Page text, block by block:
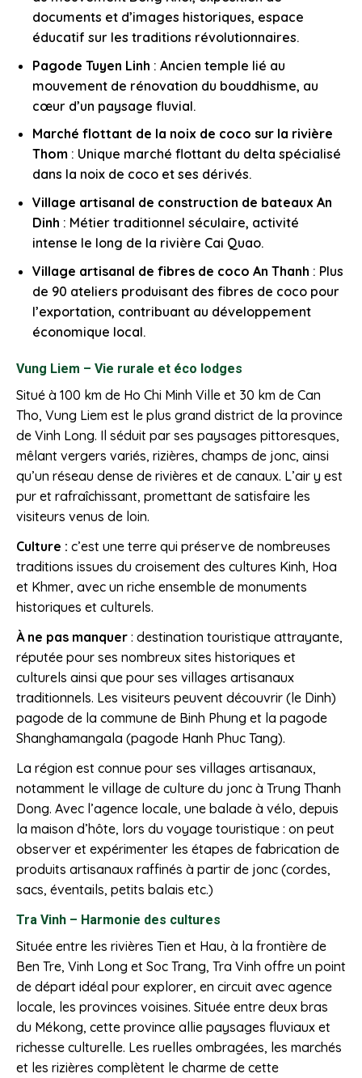
documents et d’images historiques, espace
éducatif sur les traditions révolutionnaires.
Pagode Tuyen Linh : Ancien temple lié au
mouvement de rénovation du bouddhisme, au
cœur d’un paysage fluvial.
Marché flottant de la noix de coco sur la rivière
Thom : Unique marché flottant du delta spécialisé
dans la noix de coco et ses dérivés.
Village artisanal de construction de bateaux An
Dinh : Métier traditionnel séculaire, activité
intense le long de la rivière Cai Quao.
Village artisanal de fibres de coco An Thanh : Plus
de 90 ateliers produisant des fibres de coco pour
l’exportation, contribuant au développement
économique local.
Vung Liem – Vie rurale et éco lodges
Situé à 100 km de Ho Chi Minh Ville et 30 km de Can
Tho, Vung Liem est le plus grand district de la province
de Vinh Long. Il séduit par ses paysages pittoresques,
mêlant vergers variés, rizières, champs de jonc, ainsi
qu’un réseau dense de rivières et de canaux. L’air y est
pur et rafraîchissant, promettant de satisfaire les
visiteurs venus de loin.
Culture : c’est une terre qui préserve de nombreuses
traditions issues du croisement des cultures Kinh, Hoa
et Khmer, avec un riche ensemble de monuments
historiques et culturels.
À ne pas manquer : destination touristique attrayante,
réputée pour ses nombreux sites historiques et
culturels ainsi que pour ses villages artisanaux
traditionnels. Les visiteurs peuvent découvrir (le Dinh)
pagode de la commune de Binh Phung et la pagode
Shanghamangala (pagode Hanh Phuc Tang).
La région est connue pour ses villages artisanaux,
notamment le village de culture du jonc à Trung Thanh
Dong. Avec l’agence locale, une balade à vélo, depuis
la maison d’hôte, lors du voyage touristique : on peut
observer et expérimenter les étapes de fabrication de
produits artisanaux raffinés à partir de jonc (cordes,
sacs, éventails, petits balais etc.)
Tra Vinh – Harmonie des cultures
Située entre les rivières Tien et Hau, à la frontière de
Ben Tre, Vinh Long et Soc Trang, Tra Vinh offre un point
de départ idéal pour explorer, en circuit avec agence
locale, les provinces voisines. Située entre deux bras
du Mékong, cette province allie paysages fluviaux et
richesse culturelle. Les ruelles ombragées, les marchés
et les rizières complètent le charme de cette